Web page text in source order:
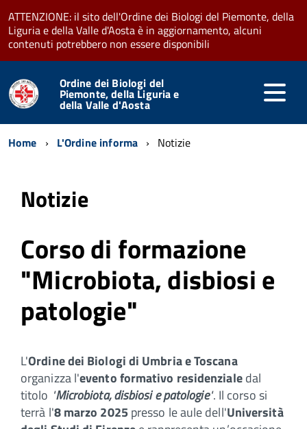
ATTENZIONE: il sito dell'Ordine dei Biologi del Piemonte, della
Liguria e della Valle d'Aosta è in aggiornamento, alcuni
contenuti potrebbero non essere disponibili
Ordine dei Biologi del
Piemonte, della Liguria e
della Valle d'Aosta
Home L'Ordine informa Notizie
Notizie
Corso di formazione
"Microbiota, disbiosi e
patologie"
L'Ordine dei Biologi di Umbria e Toscana
organizza l'evento formativo residenzialedal
titolo "Microbiota, disbiosi e patologie". Il corso si
terrà l'8 marzo 2025presso le aule dell'Università